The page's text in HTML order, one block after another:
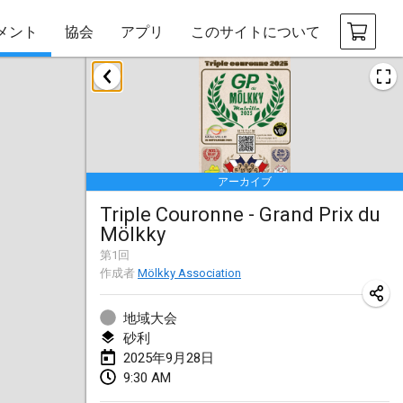
ント 協会 アプリ このサイトについて
アーカイブ
Triple Couronne - Grand Prix du
Mölkky
第1 回
作成者 Mölkky Association
地域大会
砂利
2025年9月28日
9:30 AM
2025年1月
Tournoi Mixte ASPTTOM
2025年1月18日|フランス
Indoor Polish Open 2025 - Singles
2025年1月18日|ポーランド
2025年1月19日|フランス
2025年1月19日